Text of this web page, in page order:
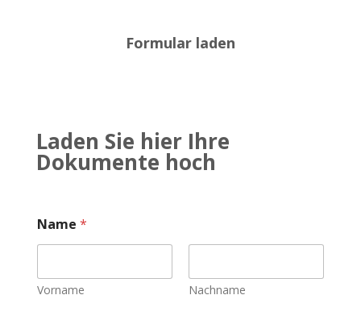
Formular laden
Laden Sie hier Ihre
Dokumente hoch
Name *
Vorname Nachname